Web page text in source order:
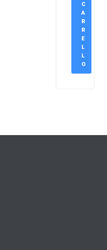
C
A
R
R
E
L
L
O